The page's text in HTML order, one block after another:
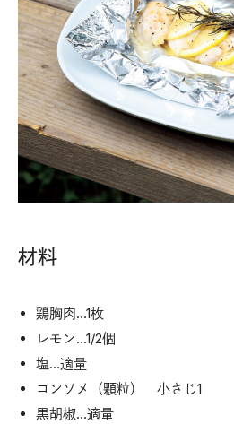
材料
鶏胸肉…1枚
レモン…1/2個
塩…適量
コンソメ（顆粒） 小さじ1
黒胡椒…適量